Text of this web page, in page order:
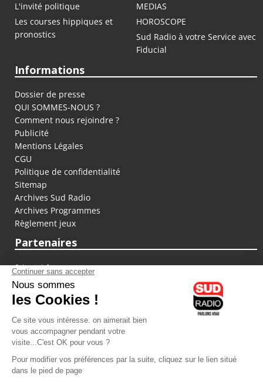
L'invité politique
MEDIAS
Les courses hippiques et
pronostics
HOROSCOPE
Sud Radio à votre Service avec
Fiducial
Informations
Dossier de presse
QUI SOMMES-NOUS ?
Comment nous rejoindre ?
Publicité
Mentions Légales
CGU
Politique de confidentialité
Sitemap
Archives Sud Radio
Archives Programmes
Règlement jeux
Partenaires
fiducial.fr
lyoncapitale.fr
olympique-et-lyonnais.com
L'application Iphone / Android
Téléchargez l'application